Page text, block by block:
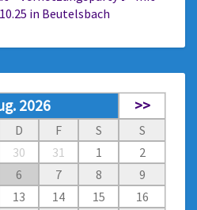
in Beutelsbach
2026 >>
D F S
S
30 31 1
2
6 7 8
9
13 14 15
16